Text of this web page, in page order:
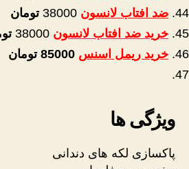
ضد افتاب لانسون 38000 تومان
خرید ضد افتاب لانسون
خرید ریمل اسنس 85000 تومان
ویژگی ها
پاکسازی لکه های دندانی